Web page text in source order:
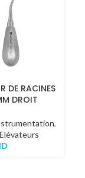
DE RACINES
DROIT
,
Elévateurs